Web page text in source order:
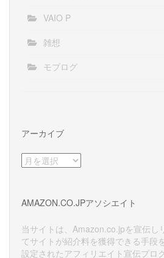
VAIO P
雑想
モブログ
アーカイブ
ア
ー
ブ
AMAZON.CO.JPアソシエイト
当サイトは、Amazon.co.jpを宣伝し
てサイトが紹介料を獲得できる手段
設定されたアフィリエイト宣伝プロ